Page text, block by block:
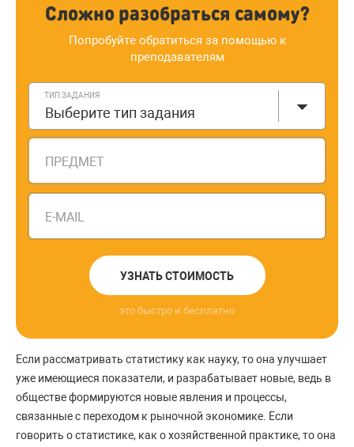
Сложно разобраться самому?
Попробуйте обратиться за помощью к
преподавателям
ТИП ЗАДАНИЯ
Выберите тип задания
ПРЕДМЕТ
E-MAIL
УЗНАТЬ СТОИМОСТЬ
это быстро и бесплатно
Если рассматривать статистику как науку, то она улучшает
уже имеющиеся показатели, и разрабатывает новые, ведь в
обществе формируются новые явления и процессы,
связанные с переходом к рыночной экономике. Если
говорить о статистике, как о хозяйственной практике, то она